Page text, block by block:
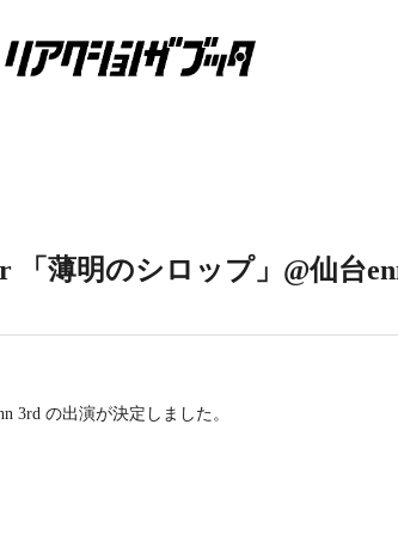
「薄明のシロップ」@仙台
3rd の出演が決定しました。